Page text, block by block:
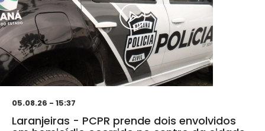
05.08.26 - 15:37
Laranjeiras - PCPR prende dois envolvidos